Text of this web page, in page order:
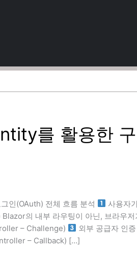
를 활용한
인(OAuth) 전체 흐름 분석
사용자
의 내부 라우팅이 아닌, 브라우
– Challenge) 외부 공급자 인
– Callback) […]